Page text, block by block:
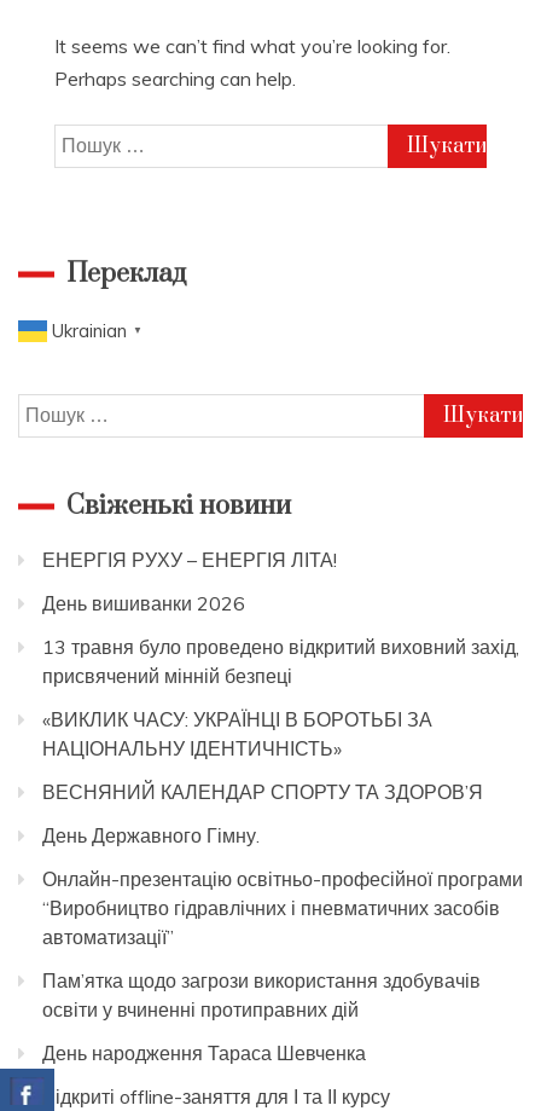
It seems we can’t find what you’re looking for.
Perhaps searching can help.
Пошук:
Переклад
Ukrainian ▼
Пошук:
Свіженькі новини
ЕНЕРГІЯ РУХУ – ЕНЕРГІЯ ЛІТА!
День вишиванки 2026
13 травня було проведено відкритий виховний захід,
присвячений мінній безпеці
«ВИКЛИК ЧАСУ: УКРАЇНЦІ В БОРОТЬБІ ЗА
НАЦІОНАЛЬНУ ІДЕНТИЧНІСТЬ»
ВЕСНЯНИЙ КАЛЕНДАР СПОРТУ ТА ЗДОРОВ’Я
День Державного Гімну.
Онлайн-презентацію освітньо-професійної програми
“Виробництво гідравлічних і пневматичних засобів
автоматизації”
Пам’ятка щодо загрози використання здобувачів
освіти у вчиненні протиправних дій
День народження Тараса Шевченка
Відкриті offline-заняття для І та ІІ курсу